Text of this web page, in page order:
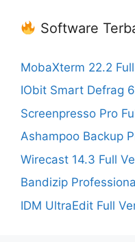
Software
MobaXterm 22.2
IObit Smart Defrag
Screenpresso Pro
Ashampoo Backup
Wirecast 14.3 Full
Bandizip
IDM UltraEdit Full